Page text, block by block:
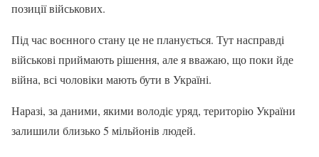
позиції військових.
Під час воєнного стану це не планується. Тут насправді
військові приймають рішення, але я вважаю, що поки йде
війна, всі чоловіки мають бути в Україні.
Наразі, за даними, якими володіє уряд, територію України
залишили близько 5 мільйонів людей.